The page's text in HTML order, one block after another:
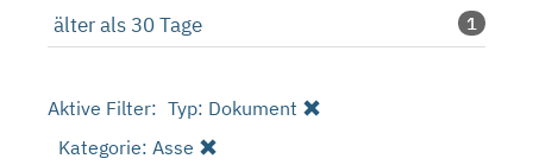
älter als 30 Tage 1
Aktive Filter: Typ: Dokument
Kategorie: Asse